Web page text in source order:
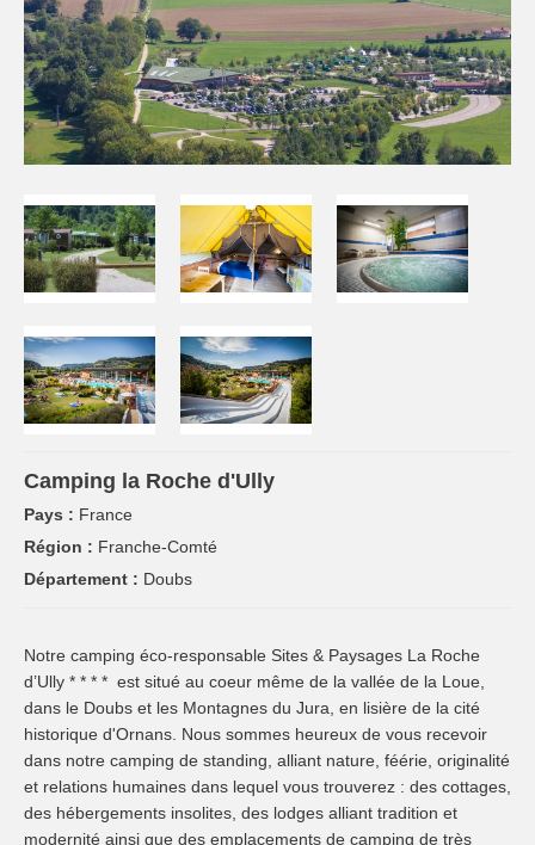
Camping la Roche d'Ully
Pays : France
Région : Franche-Comté
Département : Doubs
Notre camping éco-responsable Sites & Paysages La Roche
d’Ully * * * * est situé au coeur même de la vallée de la Loue,
dans le Doubs et les Montagnes du Jura, en lisière de la cité
historique d'Ornans. Nous sommes heureux de vous recevoir
dans notre camping de standing, alliant nature, féérie, originalité
et relations humaines dans lequel vous trouverez : des cottages,
des hébergements insolites, des lodges alliant tradition et
modernité ainsi que des emplacements de camping de très